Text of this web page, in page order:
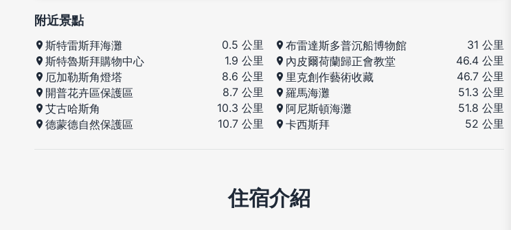
附近景點
斯特雷斯拜海灘
0.5 公里
斯特魯斯拜購物中心
1.9 公里
厄加勒斯角燈塔
8.6 公里
開普花卉區保護區
8.7 公里
艾古哈斯角
10.3 公里
德蒙德自然保護區
10.7 公里
布雷達斯多普沉船博物館
31 公里
內皮爾荷蘭歸正會教堂
46.4 公里
里克創作藝術收藏
46.7 公里
羅馬海灘
51.3 公里
阿尼斯頓海灘
51.8 公里
卡西斯拜
52 公里
住宿介紹